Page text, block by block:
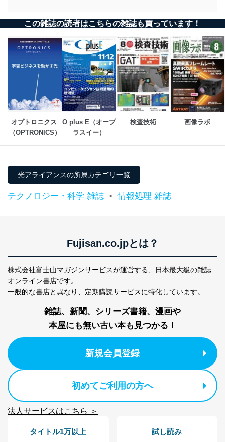
この雑誌の読者はこちらの雑誌も買っています！
オプトロニクス
（OPTRONICS）
O plus E（オープ
ラスイー）
検査技術 画像ラボ
光アライアンスの所属カテゴリ一覧
テクノロジー・科学 雑誌 > 情報処理 雑誌
Fujisan.co.jpとは？
株式会社富士山マガジンサービスが運営する、
日本最大級の雑誌
オンライン書店です。
一般的な書店と異なり、 定期購読サービスに特化しています。
雑誌、新聞、シリーズ書籍、漫画や
本屋にも無い古い本も見つかる！
新規会員登録
初めてご利用の方へ
法人サービスはこちら ＞
タイトル1万以上 試し読み